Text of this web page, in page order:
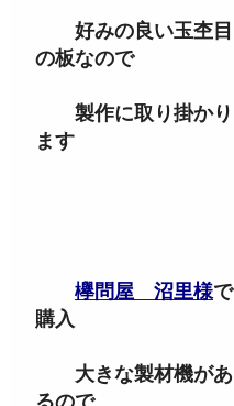
好みの良い玉杢目
の板なので
製作に取り掛かり
ます
欅問屋 沼里様で
購入
大きな製材機があ